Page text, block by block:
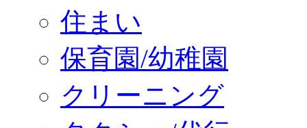
住まい
保育園/幼稚園
クリーニング